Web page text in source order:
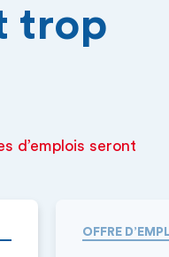
trop
d’emplois seront
OFFRE